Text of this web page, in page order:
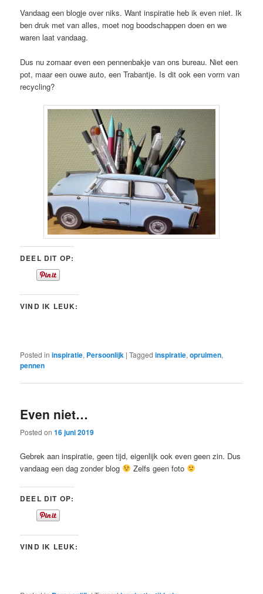
Vandaag een blogje over niks. Want inspiratie heb ik even niet. Ik
ben druk met van alles, moet nog boodschappen doen en we
waren laat vandaag.
Dus nu zomaar even een pennenbakje van ons bureau. Niet een
pot, maar een ouwe auto, een Trabantje. Is dit ook een vorm van
recycling?
DEEL DIT OP:
VIND IK LEUK:
Posted in inspiratie, Persoonlijk |Tagged inspiratie,opruimen,
pennen
Even niet…
Posted on16 juni 2019
Gebrek aan inspiratie, geen tijd, eigenlijk ook even geen zin. Dus
vandaag een dag zonder blog
Zelfs geen foto
DEEL DIT OP:
VIND IK LEUK: